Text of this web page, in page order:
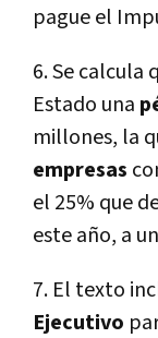
pague el
6. Se calcula
Estado una
millones, la
empresas
el 25% que
este año, a
7. El texto
Ejecutivo